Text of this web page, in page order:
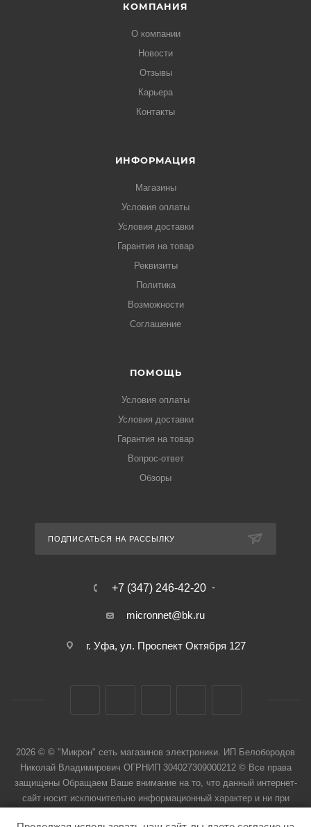
КОМПАНИЯ
О компании
Новости
Отзывы
Карьера
Контакты
ИНФОРМАЦИЯ
Магазины
Условия оплаты
Условия доставки
Гарантия на товар
Реквизиты
Политика
Возможности
Соглашение
ПОМОЩЬ
Условия оплаты
Условия доставки
Гарантия на товар
Вопрос-ответ
Обзоры
ПОДПИСАТЬСЯ НА РАССЫЛКУ
+7 (347) 246-42-20
micronnet@bk.ru
г. Уфа, ул. Проспект Октября 127
2026 © © "Микрон" сеть магазинов электроники. ИП Белобородов
Николай Владимирович ОГРНИП 304027309000212 © Все права
защищены Обращаем Ваше внимание на то, что данный интернет-
сайт носит исключительно информационный характер и ни при